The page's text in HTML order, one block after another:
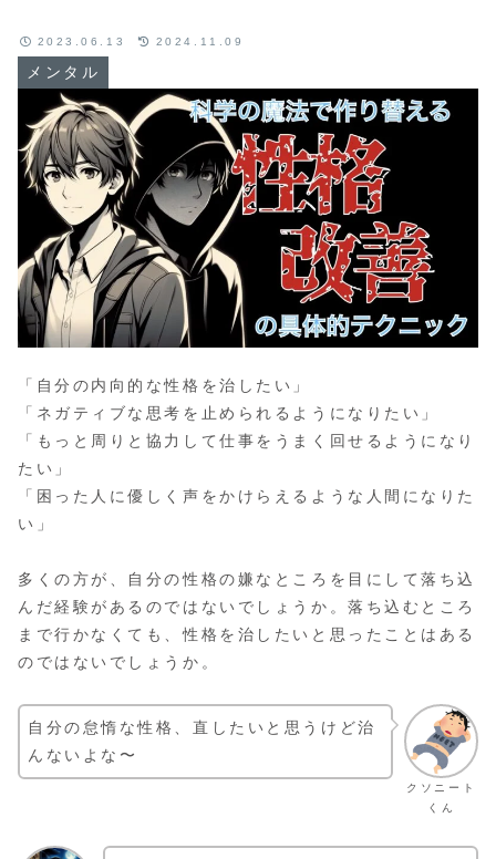
メンタル
2023.06.13 2024.11.09
「自分の内向的な性格を治したい」
「ネガティブな思考を止められるようになりたい」
「もっと周りと協力して仕事をうまく回せるようになり
たい」
「困った人に優しく声をかけらえるような人間になりた
い」
多くの方が、自分の性格の嫌なところを目にして落ち込
んだ経験があるのではないでしょうか。落ち込むところ
まで行かなくても、性格を治したいと思ったことはある
のではないでしょうか。
クソニート
くん
自分の怠惰な性格、直したいと思うけど治
んないよな〜